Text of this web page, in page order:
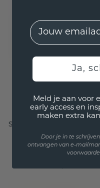
Verlovingsring
Serenity OVL 585 goud
amethist 11x9 mm
EMail
Ja,
Meld je aan voor
early access en
maken extra
Door je in te
ontvangen van e-